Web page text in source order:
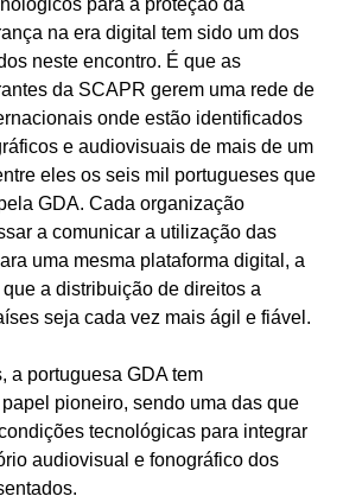
na era digital tem sido um dos
neste encontro. É que as
da SCAPR gerem uma rede de
onde estão identificados
e audiovisuais de mais de um
eles os seis mil portugueses que
GDA. Cada organização
a comunicar a utilização das
uma mesma plataforma digital, a
a distribuição de direitos a
seja cada vez mais ágil e fiável.
a portuguesa GDA tem
pioneiro, sendo uma das que
tecnológicas para integrar
audiovisual e fonográfico dos